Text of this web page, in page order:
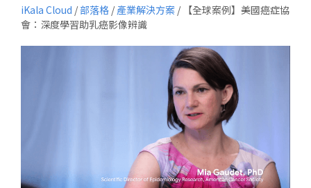
iKala Cloud /部落格 / 產業解決方案 / 【全球案例】美國癌症協
會：深度學習助乳癌影像辨識